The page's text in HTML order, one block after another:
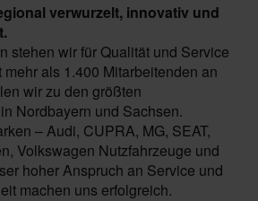
verwurzelt, innovativ und
stehen wir für Qualität und Service
mehr als 1.400 Mitarbeitenden an
wir zu den größten
Nordbayern und Sachsen.
– Audi, CUPRA, MG, SEAT,
Volkswagen Nutzfahrzeuge und
hoher Anspruch an Service und
machen uns erfolgreich.